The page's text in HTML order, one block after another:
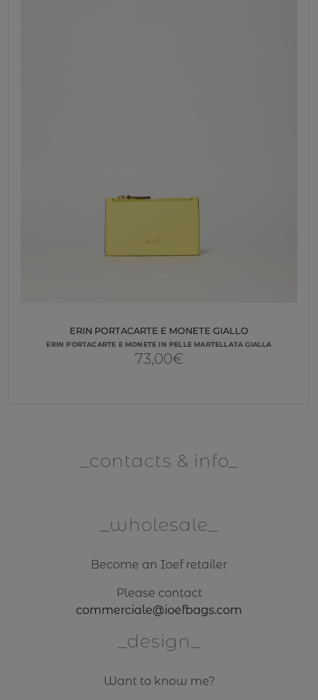
ERIN PORTACARTE E MONETE GIALLO
ERIN PORTACARTE E MONETE IN PELLE MARTELLATA GIALLA
73,00€
contacts & info
wholesale
Become an Ioef retailer
Please contact
commerciale@ioefbags.com
design
Want to know me?